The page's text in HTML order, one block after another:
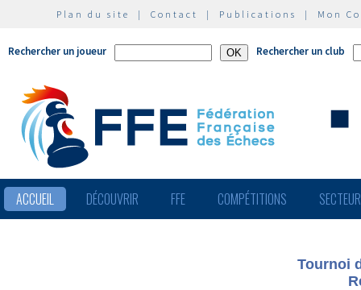
Plan du site | Contact | Publications | Mon
Rechercher un joueur Rechercher un club
ACCUEIL DÉCOUVRIR FFE COMPÉTITIONS
Tournoi